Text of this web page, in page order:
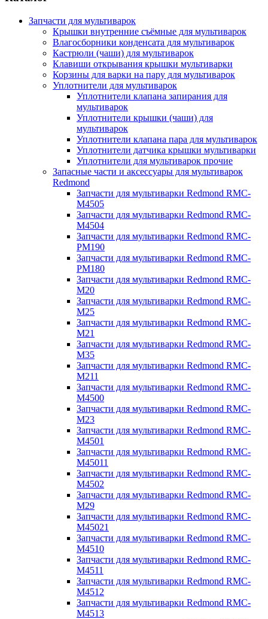
Запчасти для мультиварок
Крышки внутренние съёмные для мультиварок
Влагосборники конденсата для мультиварок
Кастрюли (чаши) для мультиварок
Клавиши открывания крышки мультиварки
Корзины для варки на пару для мультиварок
Уплотнители для мультиварок
Уплотнители клапана запирания для
мультиварок
Уплотнители крышки (чаши) для
мультиварок
Уплотнители клапана пара для мультиварок
Уплотнители датчика крышки мультиварки
Уплотнители для мультиварок прочие
Запасные части и аксессуары для мультиварок
Redmond
Запчасти для мультиварки Redmond RMC-
M4505
Запчасти для мультиварки Redmond RMC-
M4504
Запчасти для мультиварки Redmond RMC-
PM190
Запчасти для мультиварки Redmond RMC-
PM180
Запчасти для мультиварки Redmond RMC-
M20
Запчасти для мультиварки Redmond RMC-
M25
Запчасти для мультиварки Redmond RMC-
M21
Запчасти для мультиварки Redmond RMC-
M35
Запчасти для мультиварки Redmond RMC-
M211
Запчасти для мультиварки Redmond RMC-
M4500
Запчасти для мультиварки Redmond RMC-
M23
Запчасти для мультиварки Redmond RMC-
M4501
Запчасти для мультиварки Redmond RMC-
M45011
Запчасти для мультиварки Redmond RMC-
M4502
Запчасти для мультиварки Redmond RMC-
M29
Запчасти для мультиварки Redmond RMC-
M45021
Запчасти для мультиварки Redmond RMC-
M4510
Запчасти для мультиварки Redmond RMC-
M4511
Запчасти для мультиварки Redmond RMC-
M4512
Запчасти для мультиварки Redmond RMC-
M4513